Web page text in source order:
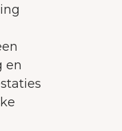
en